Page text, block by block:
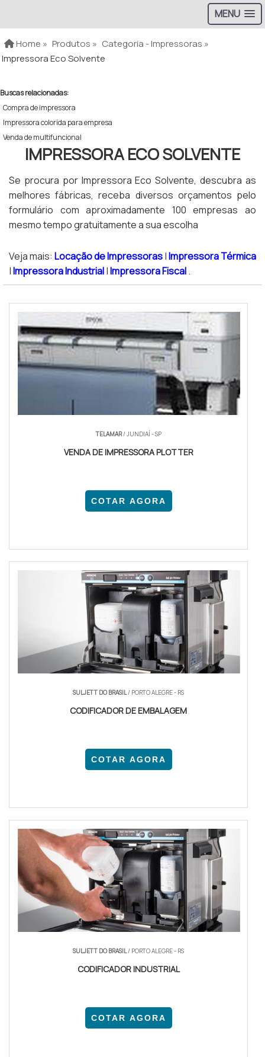
MENU
Home » Produtos » Categoria - Impressoras »
Impressora Eco Solvente
Buscas relacionadas:
Compra de impressora
Impressora colorida para empresa
Venda de multifuncional
IMPRESSORA ECO SOLVENTE
Se procura por Impressora Eco Solvente, descubra as
melhores fábricas, receba diversos orçamentos pelo
formulário com aproximadamente 100 empresas ao
mesmo tempo gratuitamente a sua escolha
Veja mais: Locação de Impressoras|Impressora Térmica
|Impressora Industrial|Impressora Fiscal.
TELAMAR/ JUNDIAÍ - SP
VENDA DE IMPRESSORA PLOTTER
COTAR AGORA
SULJETT DO BRASIL/ PORTO ALEGRE - RS
CODIFICADOR DE EMBALAGEM
COTAR AGORA
SULJETT DO BRASIL/ PORTO ALEGRE - RS
CODIFICADOR INDUSTRIAL
COTAR AGORA